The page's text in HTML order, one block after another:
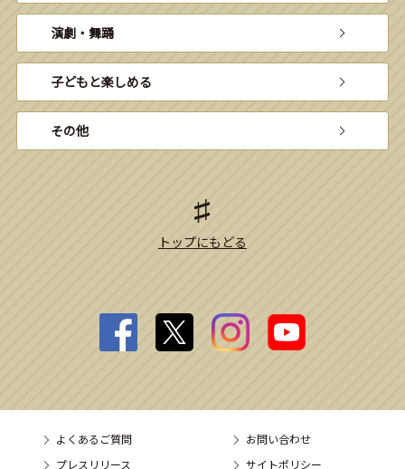
演劇・舞踊
子どもと楽しめる
その他
トップにもどる
よくあるご質問
お問い合わせ
プレスリリース
サイトポリシー